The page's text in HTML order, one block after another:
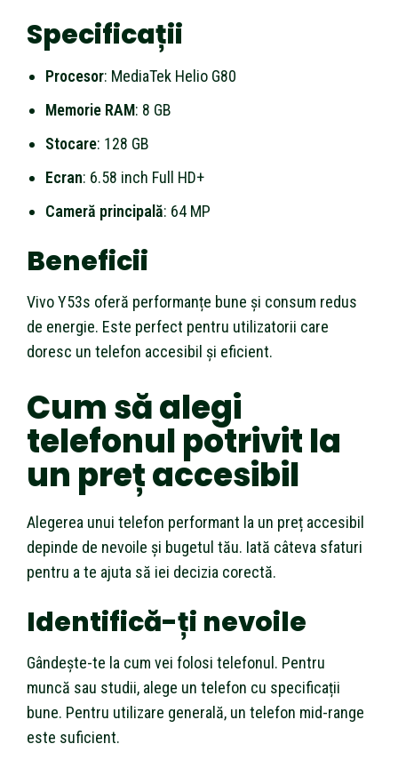
Specificații
Procesor: MediaTek Helio G80
Memorie RAM: 8 GB
Stocare: 128 GB
Ecran: 6.58 inch Full HD+
Cameră principală: 64 MP
Beneficii
Vivo Y53s oferă performanțe bune și consum redus
de energie. Este perfect pentru utilizatorii care
doresc un telefon accesibil și eficient.
Cum să alegi
telefonul potrivit la
un preț accesibil
Alegerea unui telefon performant la un preț accesibil
depinde de nevoile și bugetul tău. Iată câteva sfaturi
pentru a te ajuta să iei decizia corectă.
Identifică-ți nevoile
Gândește-te la cum vei folosi telefonul. Pentru
muncă sau studii, alege un telefon cu specificații
bune. Pentru utilizare generală, un telefon mid-range
este suficient.